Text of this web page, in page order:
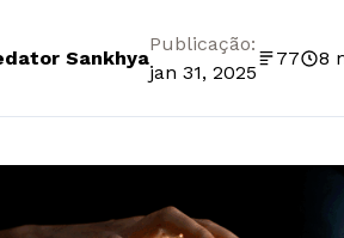
Sankhya
Publicação:
jan 31, 2025
77 8